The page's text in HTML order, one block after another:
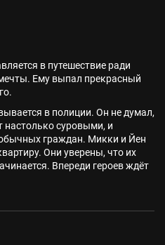
в путешествие ради
Ему выпал прекрасный
в полиции. Он не думал,
настолько суровыми, и
граждан. Микки и Йен
Они уверены, что их
Впереди героев ждёт